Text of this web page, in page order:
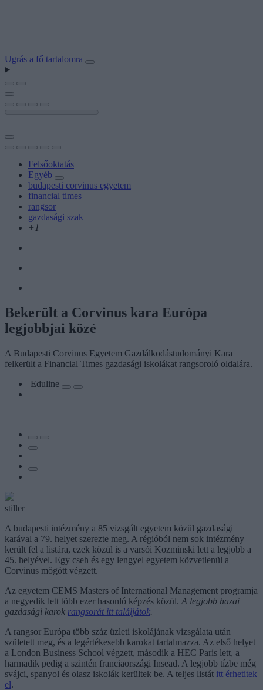
Ugrás a fő tartalomra
Felsőoktatás
Egyéb
budapesti corvinus egyetem
financial times
rangsor
gazdasági szak
+1
Bekerült a Corvinus kara Európa
legjobbjai közé
A Budapesti Corvinus Egyetem Gazdálkodástudományi Kara
felkerült a Financial Times gazdasági iskolákat rangsoroló oldalára.
Eduline
stiller
A budapesti intézmény a 85 vizsgált egyetem közül gazdasági
karával a 79. helyet szerezte meg. A régióból nem sok intézmény
került fel a listára, ezek közül is a varsói Kozminski lett a legjobb a
45. helyével. Egy cseh és egy lengyel egyetem közvetlenül a
Corvinus mögött végzett.
Az egyetem CEMS Masters of International Management programja
a negyedik lett több ezer hasonló képzés közül. A legjobb hazai
gazdasági karok rangsorát itt találjátok.
A rangsor Európa több száz üzleti iskolájának vizsgálata után
született meg, és a legértékesebb karokat tartalmazza. Az első helyet
a London Business School végzett, második a HEC Paris lett, a
harmadik pedig a szintén franciaországi Insead. A legjobb tízbe még
svájci, spanyol és olasz iskolák kerültek be. A teljes listát itt érhetitek
el.